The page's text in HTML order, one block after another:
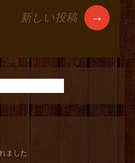
新しい投稿 →
ました